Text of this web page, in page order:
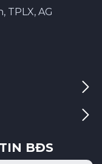
TPLX, AG
BĐS